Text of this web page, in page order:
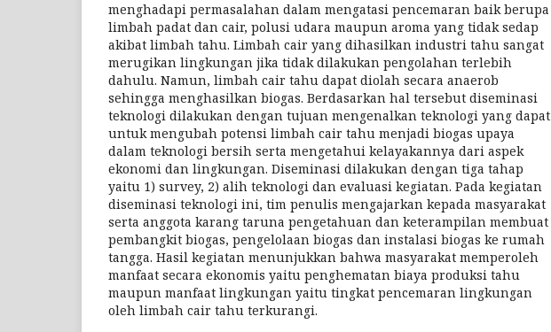
menghadapi permasalahan dalam mengatasi pencemaran baik berupa
limbah padat dan cair, polusi udara maupun aroma yang tidak sedap
akibat limbah tahu. Limbah cair yang dihasilkan industri tahu sangat
merugikan lingkungan jika tidak dilakukan pengolahan terlebih
dahulu. Namun, limbah cair tahu dapat diolah secara anaerob
sehingga menghasilkan biogas. Berdasarkan hal tersebut diseminasi
teknologi dilakukan dengan tujuan mengenalkan teknologi yang dapat
untuk mengubah potensi limbah cair tahu menjadi biogas upaya
dalam teknologi bersih serta mengetahui kelayakannya dari aspek
ekonomi dan lingkungan. Diseminasi dilakukan dengan tiga tahap
yaitu 1) survey, 2) alih teknologi dan evaluasi kegiatan. Pada kegiatan
diseminasi teknologi ini, tim penulis mengajarkan kepada masyarakat
serta anggota karang taruna pengetahuan dan keterampilan membuat
pembangkit biogas, pengelolaan biogas dan instalasi biogas ke rumah
tangga. Hasil kegiatan menunjukkan bahwa masyarakat memperoleh
manfaat secara ekonomis yaitu penghematan biaya produksi tahu
maupun manfaat lingkungan yaitu tingkat pencemaran lingkungan
oleh limbah cair tahu terkurangi.